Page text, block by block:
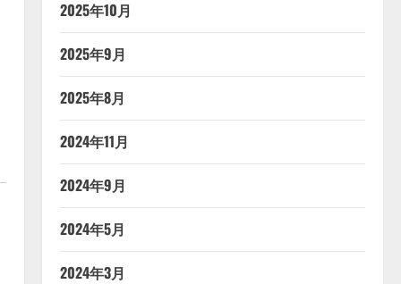
2025年10月
2025年9月
2025年8月
2024年11月
2024年9月
2024年5月
2024年3月